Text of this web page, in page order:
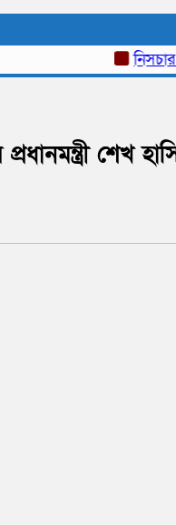
নিসচার
শেখ